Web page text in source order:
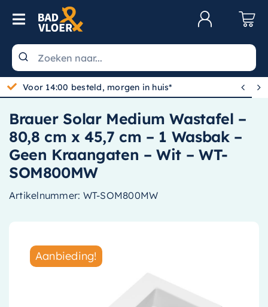
Skip to content
Toggle Navigation
Wastafels
Toiletten
Spiegels
Kranen
Douche
Badkamermeubels
Radiatoren
Gratis bezorgd vanaf 100,-
 
Brauer Solar Medium Wastafel –
80,8 cm x 45,7 cm – 1 Wasbak –
Geen Kraangaten – Wit – WT-
SOM800MW
Artikelnummer: WT-SOM800MW
Aanbieding!